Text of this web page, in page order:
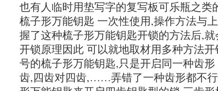
也有人临时用垫写字的复写板可乐瓶之类
梳子形万能钥匙 一次性使用,操作方法与
握了这种梳子形万能钥匙开锁的方法后,
开锁原理因此 可以就地取材用多种方法
号的梳子形万能钥匙,只是开启同一种齿
齿,四齿对四齿,……弄错了一种齿形都不